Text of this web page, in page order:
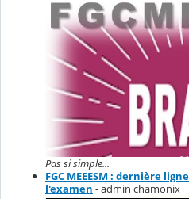
Pas si simple...
FGC MEEESM : dernière
l'examen - admin chamonix